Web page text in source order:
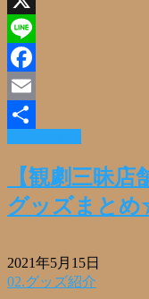
X
Line
Facebook
Email
共
【観劇三昧
グッズまと
2021年5月15日
02.グッズ紹介